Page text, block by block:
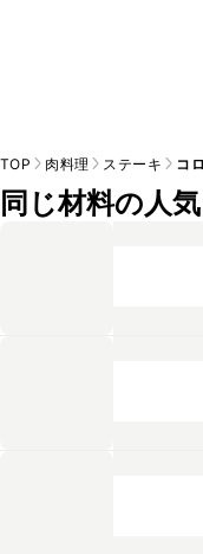
TOP 肉料理 ステーキ コ
同じ材料の人